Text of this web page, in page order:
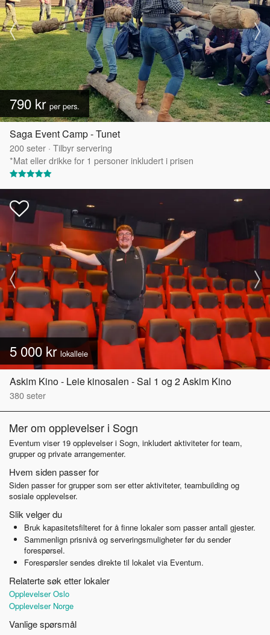
790 kr per pers.
Saga Event Camp - Tunet
200seter · Tilbyr servering
*Mat eller drikke for 1 personer inkludert i prisen
5 000 krlokalleie
Askim Kino - Leie kinosalen - Sal 1 og 2 Askim Kino
380seter
Mer om opplevelser i Sogn
Eventum viser 19 opplevelser i Sogn, inkludert aktiviteter for team,
grupper og private arrangementer.
Hvem siden passer for
Siden passer for grupper som ser etter aktiviteter, teambuilding og
sosiale opplevelser.
Slik velger du
Bruk kapasitetsfilteret for å finne lokaler som passer antall gjester.
Sammenlign prisnivå og serveringsmuligheter før du sender
forespørsel.
Forespørsler sendes direkte til lokalet via Eventum.
Relaterte søk etter lokaler
Opplevelser Oslo
Opplevelser Norge
Vanlige spørsmål